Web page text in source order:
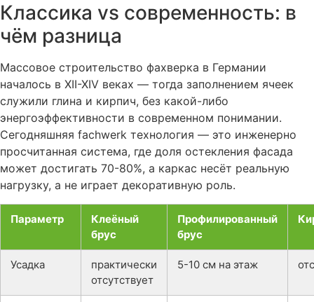
Классика vs современность: в
чём разница
Массовое строительство фахверка в Германии
началось в XII-XIV веках — тогда заполнением ячеек
служили глина и кирпич, без какой-либо
энергоэффективности в современном понимании.
Сегодняшняя fachwerk технология — это инженерно
просчитанная система, где доля остекления фасада
может достигать 70-80%, а каркас несёт реальную
нагрузку, а не играет декоративную роль.
Параметр
Клеёный
брус
Профилированный
брус
Усадка
практически
отсутствует
5-10 см на этаж